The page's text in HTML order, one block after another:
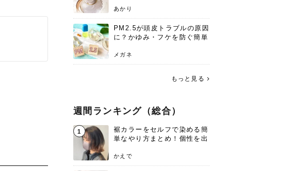
解説
あかり
PM2.5が頭皮トラブルの原因
に？かゆみ・フケを防ぐ簡単
メガネ
もっと見る
週間ランキング（総合）
1
裾カラーをセルフで染める簡
単なやり方まとめ！個性を出
かえで